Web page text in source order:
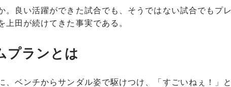
良い活躍ができた試合でも、そうではない試合でもプレ
田が続けてきた事実である。
プランとは
ベンチからサンダル姿で駆けつけ、「すごいねぇ！」と